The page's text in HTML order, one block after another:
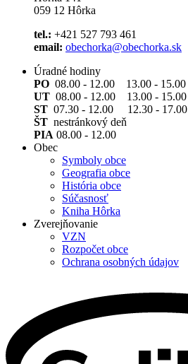
059 12 Hôrka
tel.: +421 527 793 461
email: obechorka@obechorka.sk
Úradné hodiny
PO 08.00 - 12.00 13.00 - 15.00
UT 08.00 - 12.00 13.00 - 15.00
ST 07.30 - 12.00 12.30 - 17.00
ŠT nestránkový deň
PIA 08.00 - 12.00
Obec
Symboly obce
Geografia obce
História obce
Súčasnosť
Kniha Hôrka
Zverejňovanie
VZN
Rozpočet obce
Ochrana osobných údajov